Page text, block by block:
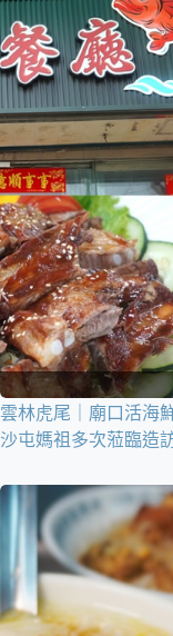
雲林虎尾｜廟口活海
沙屯媽祖多次蒞臨造